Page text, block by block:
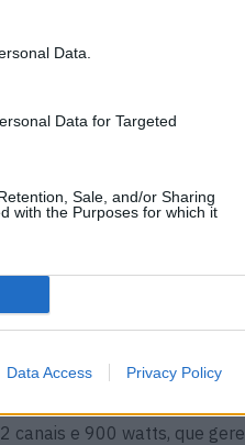
Data.
Data for Targeted
Sale, and/or Sharing
with the Purposes for which it
Data Access Privacy Policy
premium desenvolvido pela
sala de concertos.
canais e 900 watts, que gere